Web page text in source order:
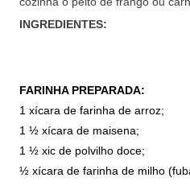
INGREDIENTES:
FARINHA PREPARADA:
1 xícara de farinha de arroz;
1 ½ xícara de maisena;
1 ½ xic de polvilho doce;
½ xícara de farinha de milho